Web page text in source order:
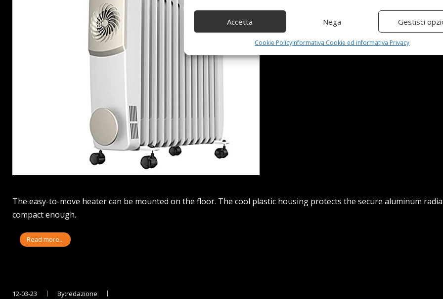
Accetta Nega Gestisci
Cookie PolicyInformativa Cookie ed informativa Privacy
The easy-to-move heater can be mounted on the floor. The cool plastic housing protects the secure aluminum
compact enough.
Read more...
12-03-23
By:redazione